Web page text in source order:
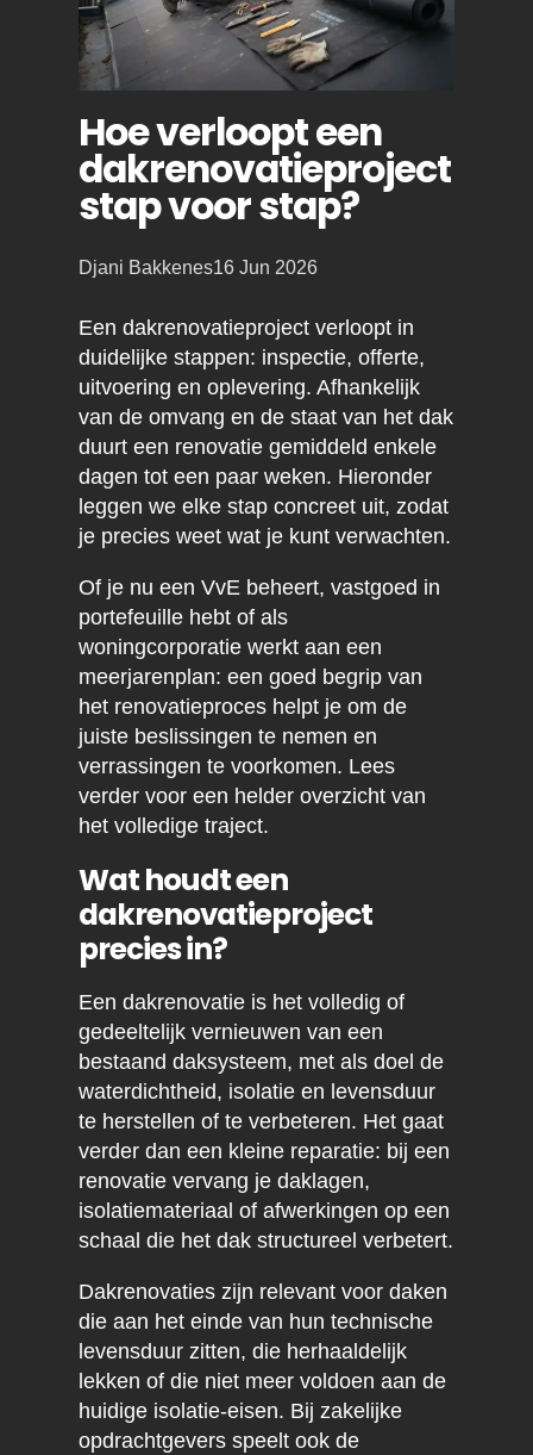
Hoe verloopt een
dakrenovatieproject
stap voor stap?
Posted
Djani Bakkenes16 Jun 2026
Een dakrenovatieproject verloopt in
duidelijke stappen: inspectie, offerte,
uitvoering en oplevering. Afhankelijk
van de omvang en de staat van het dak
duurt een renovatie gemiddeld enkele
dagen tot een paar weken. Hieronder
leggen we elke stap concreet uit, zodat
je precies weet wat je kunt verwachten.
Of je nu een VvE beheert, vastgoed in
portefeuille hebt of als
woningcorporatie werkt aan een
meerjarenplan: een goed begrip van
het renovatieproces helpt je om de
juiste beslissingen te nemen en
verrassingen te voorkomen. Lees
verder voor een helder overzicht van
het volledige traject.
Wat houdt een
dakrenovatieproject
precies in?
Een dakrenovatie is het volledig of
gedeeltelijk vernieuwen van een
bestaand daksysteem, met als doel de
waterdichtheid, isolatie en levensduur
te herstellen of te verbeteren. Het gaat
verder dan een kleine reparatie: bij een
renovatie vervang je daklagen,
isolatiemateriaal of afwerkingen op een
schaal die het dak structureel verbetert.
Dakrenovaties zijn relevant voor daken
die aan het einde van hun technische
levensduur zitten, die herhaaldelijk
lekken of die niet meer voldoen aan de
huidige isolatie-eisen. Bij zakelijke
opdrachtgevers speelt ook de